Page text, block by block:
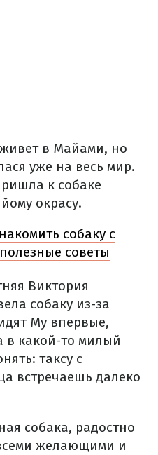
живет в Майами, но
уже на весь мир.
к собаке
окрасу.
собаку с
советы
Виктория
собаку из-за
Му впервые,
в какой-то милый
: таксу с
встречаешь далеко
собака, радостно
желающими и